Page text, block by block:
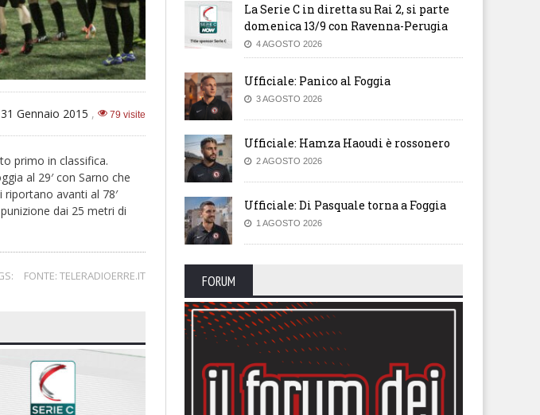
31 Gennaio 2015 , 79 visite
primo in classifica.
al 29′ con Sarno che
avanti al 78′
dai 25 metri di
FONTE: TELERADIOERRE.IT
La Serie C in diretta su Rai 2, si parte
domenica 13/9 con Ravenna-Perugia
4 AGOSTO 2026
Ufficiale: Panico al Foggia
3 AGOSTO 2026
Ufficiale: Hamza Haoudi è rossonero
2 AGOSTO 2026
Ufficiale: Di Pasquale torna a Foggia
1 AGOSTO 2026
FORUM